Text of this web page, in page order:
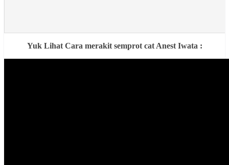
Yuk Lihat Cara merakit semprot cat Anest Iwata :